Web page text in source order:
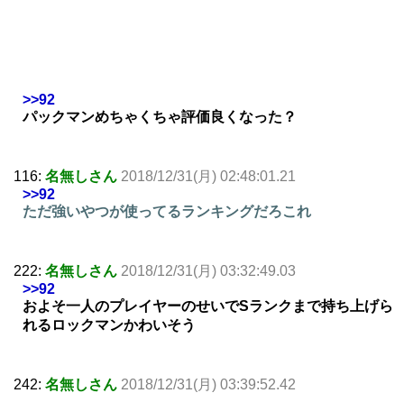
>>92
パックマンめちゃくちゃ評価良くなった？
116: 名無しさん 2018/12/31(月) 02:48:01.21
>>92
ただ強いやつが使ってるランキングだろこれ
222: 名無しさん 2018/12/31(月) 03:32:49.03
>>92
およそ一人のプレイヤーのせいでSランクまで持ち上げら
れるロックマンかわいそう
242: 名無しさん 2018/12/31(月) 03:39:52.42